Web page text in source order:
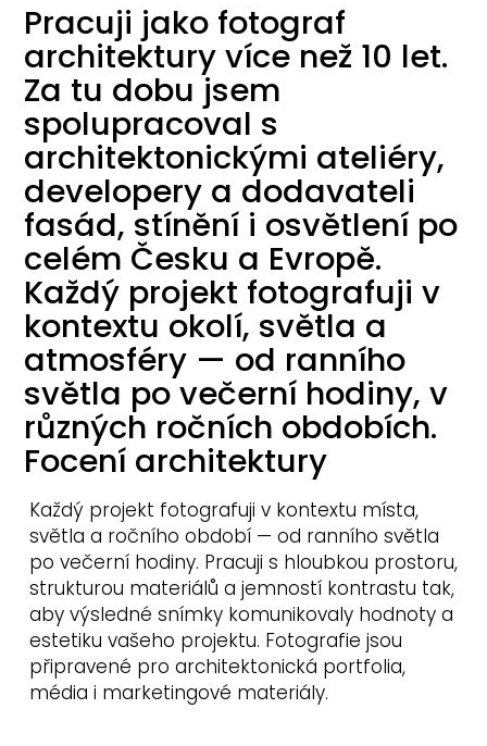
Pracuji jako fotograf
architektury více než 10 let.
Za tu dobu jsem
spolupracoval s
architektonickými ateliéry,
developery a dodavateli
fasád, stínění i osvětlení po
celém Česku a Evropě.
Každý projekt fotografuji v
kontextu okolí, světla a
atmosféry — od ranního
světla po večerní hodiny, v
různých ročních obdobích.
Focení architektury
Každý projekt fotografuji v kontextu místa,
světla a ročního období — od ranního světla
po večerní hodiny. Pracuji s hloubkou prostoru,
strukturou materiálů a jemností kontrastu tak,
aby výsledné snímky komunikovaly hodnoty a
estetiku vašeho projektu. Fotografie jsou
připravené pro architektonická portfolia,
média i marketingové materiály.